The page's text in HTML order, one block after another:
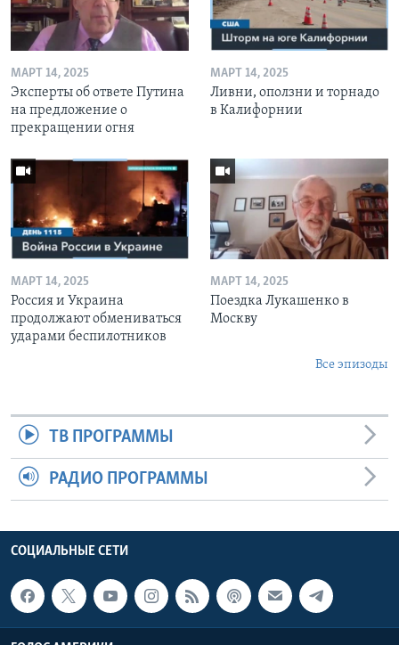
МАРТ 14, 2025
Эксперты об ответе Путина
на предложение о
прекращении огня
МАРТ 14, 2025
Ливни, оползни и торнадо
в Калифорнии
МАРТ 14, 2025
Россия и Украина
продолжают обмениваться
ударами беспилотников
МАРТ 14, 2025
Поездка Лукашенко в
Москву
Все эпизоды
ТВ ПРОГРАММЫ
РАДИО ПРОГРАММЫ
СОЦИАЛЬНЫЕ СЕТИ